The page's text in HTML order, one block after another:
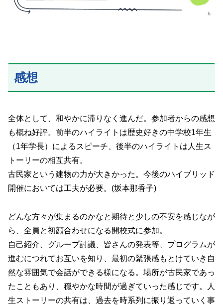
感想
全体として、和やかに滞りなく進んだ。参加者からの感想
も概ね好評。前半のハイライトは歴史好きの中学校1年生
（1年学長）によるスピーチ、後半のハイライトは人生ス
トーリーの相互共有。
古民家という建物の力が大きかった。今後のハイブリッド
開催においては工夫が必要。(坂本那香子)
どんな方々が集まるのかなと期待と少しの不安を感じなが
ら、全員と初顔合わせになる開校式に参加。
自己紹介、グループ討議、皆さんの発表等、プログラムが
進むにつれてお互いを知り、最初の緊張感もとけていき自
然な雰囲気で会話ができる様になる。場所が古民家であっ
たこともあり、穏やかな時間が過ぎていった感じです。人
生ストーリーの共有は、過去を時系列に振り返っていく事